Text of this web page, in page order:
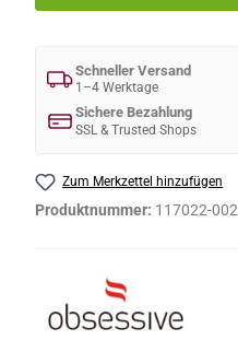
Schneller Versand
1–4 Werktage
Sichere Bezahlung
SSL & Trusted Shops
Zum Merkzettel hinzufügen
Produktnummer: 117022-002